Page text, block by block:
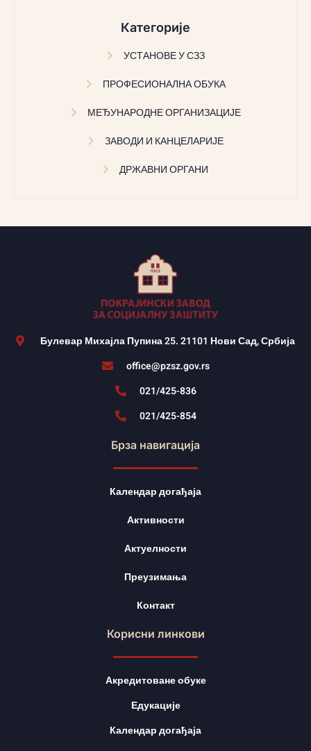
Категорије
УСТАНОВЕ У СЗЗ
ПРОФЕСИОНАЛНА ОБУКА
МЕЂУНАРОДНЕ ОРГАНИЗАЦИЈЕ
ЗАВОДИ И КАНЦЕЛАРИЈЕ
ДРЖАВНИ ОРГАНИ
Булевар Михајла Пупина 25. 21101 Нови Сад, Србија
office@pzsz.gov.rs
021/425-836
021/425-854
Брза навигација
Календар догађаја
Активности
Актуелности
Преузимања
Контакт
Корисни линкови
Акредитоване обуке
Едукације
Календар догађаја